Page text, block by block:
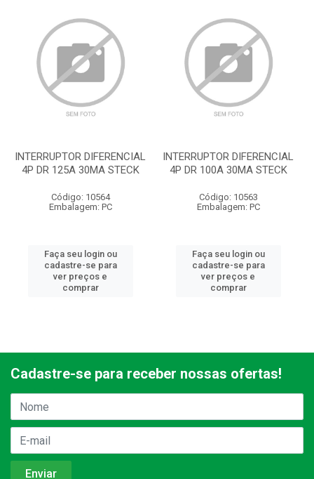
INTERRUPTOR DIFERENCIAL
4P DR 125A 30MA STECK
Código: 10564
Embalagem: PC
Faça seu login ou
cadastre-se para
ver preços e
comprar
INTERRUPTOR DIFERENCIAL
4P DR 100A 30MA STECK
Código: 10563
Embalagem: PC
Faça seu login ou
cadastre-se para
ver preços e
comprar
Cadastre-se para receber nossas ofertas!